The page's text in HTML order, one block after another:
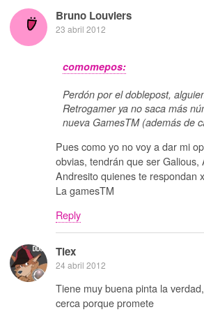
Bruno Louviers
23 abril 2012
comomepos:
Perdón por el doblepost,
Retrogamer ya no saca más
nueva GamesTM (además de
Pues como yo no voy a dar mi
obvias, tendrán que ser Galious,
Andresito quienes te respondan
La gamesTM
Reply
Tiex
24 abril 2012
Tiene muy buena pinta la
cerca porque promete